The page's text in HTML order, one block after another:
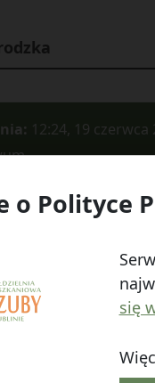
12:24, 19 czerwca
o Polityce
się